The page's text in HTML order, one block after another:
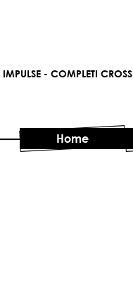
IMPULSE - COMPLETI CROSS
Home